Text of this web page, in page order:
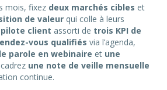
mois, fixez deux marchés cibles et
de valeur qui colle à leurs
client assorti de trois KPI de
vous qualifiés via l’agenda,
parole en webinaire et une
une note de veille mensuelle
continue.